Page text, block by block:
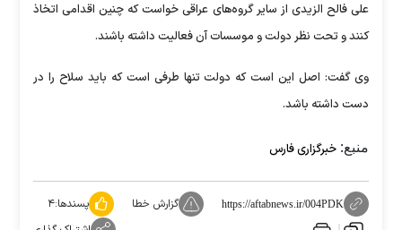
علی فالح الزیدی از سایر گروه‌های عراقی خواست که چنین اقدامی اتخاذ
کنند و تحت نظر دولت و موسسات آن فعالیت داشته باشند.
وی گفت: اصل این است که دولت تنها طرفی است که باید سلاح را در
دست داشته باشد.
منبع: خبرگزاری فارس
https://aftabnews.ir/004PDK گزارش خطا پسندها:۴